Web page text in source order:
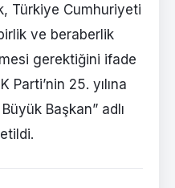
Türkiye Cumhuriyeti
ve beraberlik
gerektiğini ifade
Parti’nin 25. yılına
Başkan” adlı